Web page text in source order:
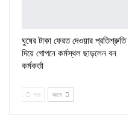
ঘুষের টাকা ফেরত দেওয়ার প্রতিশ্রুতি
দিয়ে গোপনে কর্মস্থল ছাড়লেন বন
কর্মকর্তা
পরে আগে